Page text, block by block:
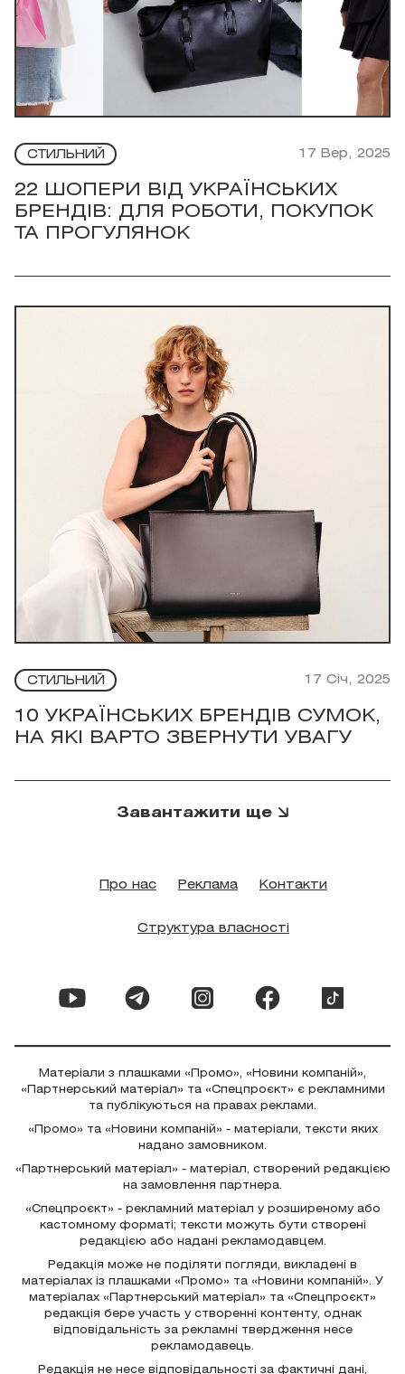
СТИЛЬНИЙ 17 Вер, 2025
22 ШОПЕРИ ВІД УКРАЇНСЬКИХ
БРЕНДІВ: ДЛЯ РОБОТИ, ПОКУПОК
ТА ПРОГУЛЯНОК
СТИЛЬНИЙ 17 Січ, 2025
10 УКРАЇНСЬКИХ БРЕНДІВ СУМОК,
НА ЯКІ ВАРТО ЗВЕРНУТИ УВАГУ
Завантажити ще
Про нас Реклама Контакти
Структура власності
Матеріали з плашками «Промо», «Новини компаній»,
«Партнерський матеріал» та «Спецпроєкт» є рекламними
та публікуються на правах реклами.
«Промо» та «Новини компаній» - матеріали, тексти яких
надано замовником.
«Партнерський матеріал» - матеріал, створений редакцією
на замовлення партнера.
«Спецпроєкт» - рекламний матеріал у розширеному або
кастомному форматі; тексти можуть бути створені
редакцією або надані рекламодавцем.
Редакція може не поділяти погляди, викладені в
матеріалах із плашками «Промо» та «Новини компаній». У
матеріалах «Партнерський матеріал» та «Спецпроєкт»
редакція бере участь у створенні контенту, однак
відповідальність за рекламні твердження несе
рекламодавець.
Редакція не несе відповідальності за фактичні дані,